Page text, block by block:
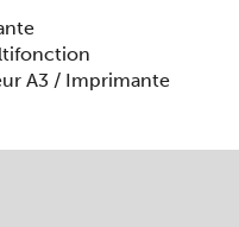
A3 / Imprimante